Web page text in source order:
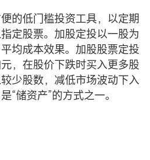
的低门槛投资工具，以定期
定股票。加股定投以一股为
均成本效果。加股股票定投
，在股价下跌时买入更多股
少股数，减低市场波动下入
“储资产”的方式之一。